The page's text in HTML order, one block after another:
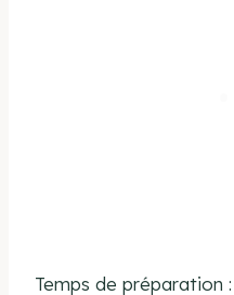
Temps de préparation :